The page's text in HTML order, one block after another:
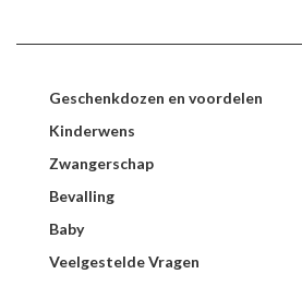
Geschenkdozen en voordelen
Kinderwens
Zwangerschap
Bevalling
Baby
Veelgestelde Vragen